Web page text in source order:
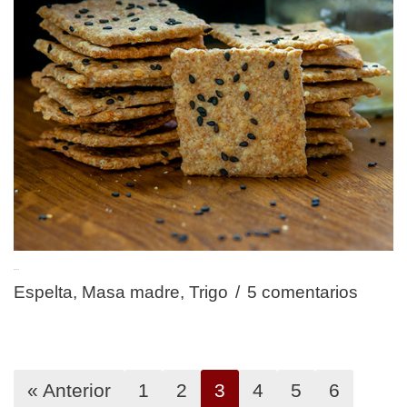
Espelta, Masa madre, Trigo 5 comentarios
« Anterior 1 2 3 4 5 6